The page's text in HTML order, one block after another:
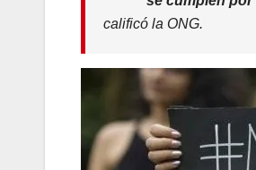
calificó la ONG.